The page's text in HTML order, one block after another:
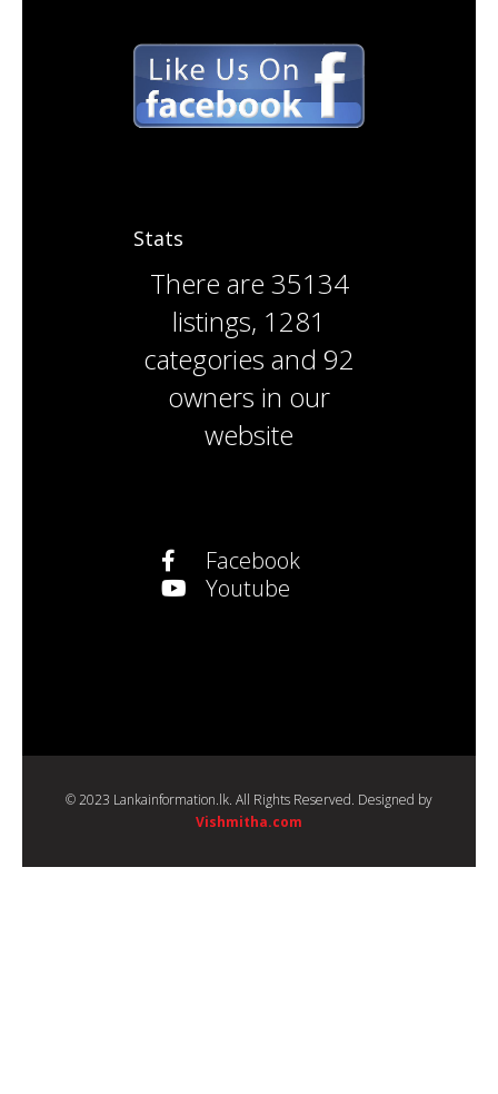
Stats
There are 35134
listings, 1281
categories and 92
owners in our
website
Facebook
Youtube
© 2023 Lankainformation.lk. All Rights Reserved. Designed by
Vishmitha.com